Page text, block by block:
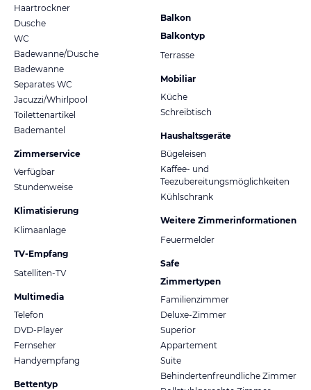
Haartrockner
Dusche
WC
Badewanne/Dusche
Badewanne
Separates WC
Jacuzzi/Whirlpool
Toilettenartikel
Bademantel
Zimmerservice
Verfügbar
Stundenweise
Klimatisierung
Klimaanlage
TV-Empfang
Satelliten-TV
Multimedia
Telefon
DVD-Player
Fernseher
Handyempfang
Bettentyp
Balkon
Balkontyp
Terrasse
Mobiliar
Küche
Schreibtisch
Haushaltsgeräte
Bügeleisen
Kaffee- und
Teezubereitungsmöglichkeiten
Kühlschrank
Weitere Zimmerinformationen
Feuermelder
Safe
Zimmertypen
Familienzimmer
Deluxe-Zimmer
Superior
Appartement
Suite
Behindertenfreundliche Zimmer